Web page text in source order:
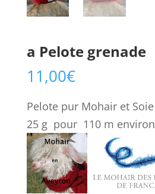
a Pelote grenade
11,00€
Pelote pur Mohair et Soie
25 g pour 110 m environ